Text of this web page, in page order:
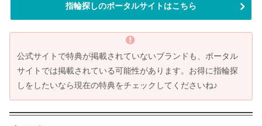
指輪探しのポータルサイトはこちら
公式サイトで特典が掲載されていないブランドも、ポータル
サイトでは掲載されている可能性があります。お得に指輪探
しをしたいなら現在の特典をチェックしてくださいね♪